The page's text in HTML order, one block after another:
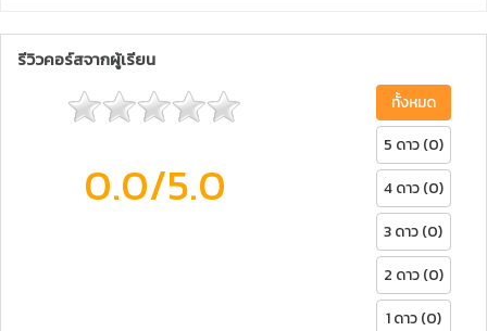
รีวิวคอร์สจากผู้เรียน
0.0/5.0
ทั้งหมด
5 ดาว (0)
4 ดาว (0)
3 ดาว (0)
2 ดาว (0)
1 ดาว (0)